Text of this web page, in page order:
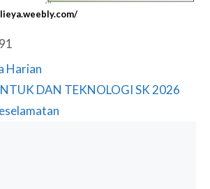
Harian
DAN TEKNOLOGI SK 2026